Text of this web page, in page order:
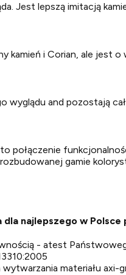
Jest lepszą imitacją
kamień i Corian, ale jest
wyglądu and pozostają
połączenie
gamie
dla najlepszego w
- atest
materiału axi-